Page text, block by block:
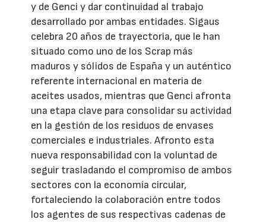
y de Genci y dar continuidad al trabajo
desarrollado por ambas entidades. Sigaus
celebra 20 años de trayectoria, que le han
situado como uno de los Scrap más
maduros y sólidos de España y un auténtico
referente internacional en materia de
aceites usados, mientras que Genci afronta
una etapa clave para consolidar su actividad
en la gestión de los residuos de envases
comerciales e industriales. Afronto esta
nueva responsabilidad con la voluntad de
seguir trasladando el compromiso de ambos
sectores con la economía circular,
fortaleciendo la colaboración entre todos
los agentes de sus respectivas cadenas de